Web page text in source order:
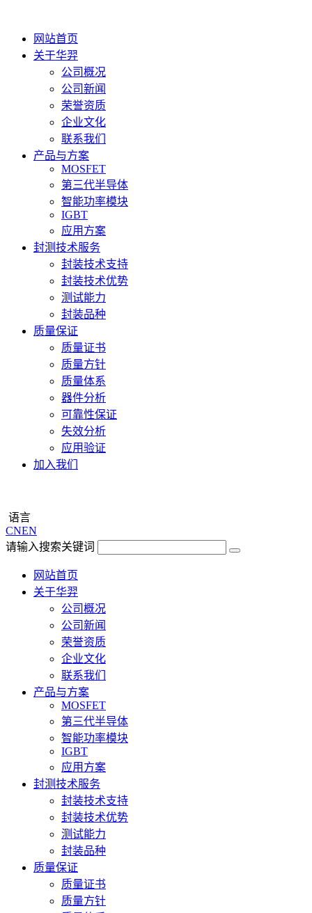
网站首页
关于华羿
公司概况
公司新闻
荣誉资质
企业文化
联系我们
产品与方案
MOSFET
第三代半导体
智能功率模块
IGBT
应用方案
封测技术服务
封装技术支持
封装技术优势
测试能力
封装品种
质量保证
质量证书
质量方针
质量体系
器件分析
可靠性保证
失效分析
应用验证
加入我们
语言
CNEN
请输入搜索关键词
网站首页
关于华羿
公司概况
公司新闻
荣誉资质
企业文化
联系我们
产品与方案
MOSFET
第三代半导体
智能功率模块
IGBT
应用方案
封测技术服务
封装技术支持
封装技术优势
测试能力
封装品种
质量保证
质量证书
质量方针